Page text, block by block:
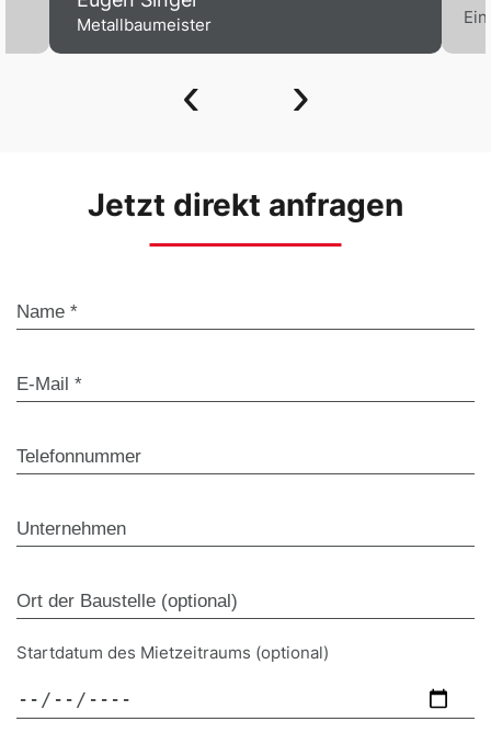
Metallbaumeister
‹ ›
Jetzt direkt anfragen
Startdatum des Mietzeitraums (optional)